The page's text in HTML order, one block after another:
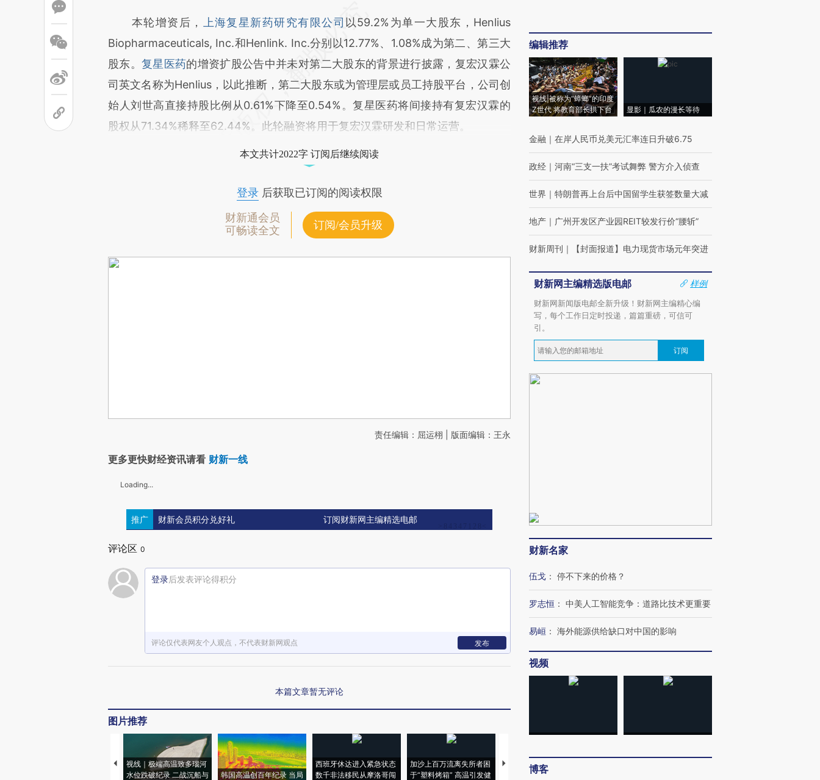
本轮增资后， 上海复星新药研究有限公司 以59.2%为单一大股东，Henlius
Biopharmaceuticals, Inc.和Henlink. Inc.分别以12.77%、1.08%成为第二、第三大
股东。复星医药的增资扩股公告中并未对第二大股东的背景进行披露，复宏汉霖公
司英文名称为Henlius，以此推断，第二大股东或为管理层或员工持股平台，公司创
始人刘世高直接持股比例从0.61%下降至0.54%。复星医药将间接持有复宏汉霖的
股权从71.34%稀释至62.44%。此轮融资将用于复宏汉霖研发和日常运营。
本文共计2022字 订阅后继续阅读
登录后获取已订阅的阅读权限
财新通会员
可畅读全文
订阅/会员升级
责任编辑：屈运栩 | 版面编辑：王永
更多更快财经资讯请看 财新一线
Loading...
推广 财新会员积分兑好礼 订阅财新网主编精选电邮
评论区 0
登录后发表评论得积分
评论仅代表网友个人观点，不代表财新网观点 发布
本篇文章暂无评论
图片推荐
视线｜极端高温致多瑙河
水位跌破纪录 二战沉船与
韩国高温创百年纪录 当局
西班牙休达进入紧急状态
数千非法移民从摩洛哥闯
加沙上百万流离失所者困
于“塑料烤箱” 高温引发健
马航飞行员跨国走私7万
粒摇头丸 尿检体内含3种
编辑推荐
视线|被称为“蟑螂”的印度
Z世代 将教育部长拱下台
显影｜瓜农的漫长等待
金融 ｜ 在岸人民币兑美元汇率连日升破6.75
政经 ｜ 河南“三支一扶”考试舞弊 警方介入侦查
世界 ｜ 特朗普再上台后中国留学生获签数量大减
地产 ｜ 广州开发区产业园REIT较发行价“腰斩”
财新周刊 ｜ 【封面报道】电力现货市场元年突进
财新网主编精选版电邮
样例
财新网新闻版电邮全新升级！财新网主编精心编
写，每个工作日定时投递，篇篇重磅，可信可
引。
订阅
财新名家
伍戈 ： 停不下来的价格？
罗志恒 ： 中美人工智能竞争：道路比技术更重要
易峘 ： 海外能源供给缺口对中国的影响
视频
博客